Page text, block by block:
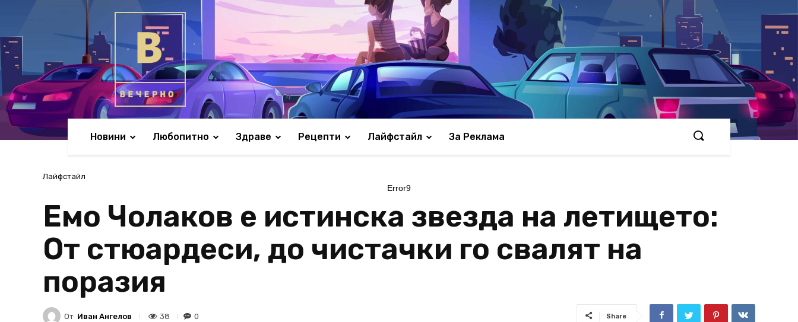
Новини Любопитно Здраве Рецепти Лайфстайл За Реклама
Лайфстайл
Error9
Емо Чолаков е истинска звезда на летището:
От стюардеси, до чистачки го свалят на
поразия
От Иван Ангелов 38 0 Share